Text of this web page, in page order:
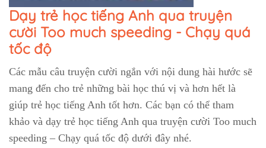
Dạy trẻ học tiếng Anh qua truyện
cười Too much speeding - Chạy quá
tốc độ
Các mẫu câu truyện cười ngắn với nội dung hài hước sẽ
mang đến cho trẻ những bài học thú vị và hơn hết là
giúp trẻ học tiếng Anh tốt hơn. Các bạn có thể tham
khảo và dạy trẻ học tiếng Anh qua truyện cười Too much
speeding – Chạy quá tốc độ dưới đây nhé.